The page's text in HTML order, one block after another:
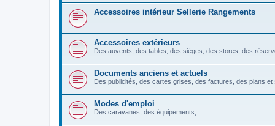
Accessoires intérieur Sellerie Rangements
Accessoires extérieurs
Des auvents, des tables, des sièges, des stores, des
Documents anciens et actuels
Des publicités, des cartes grises, des factures, des plans et
Modes d'emploi
Des caravanes, des équipements, …